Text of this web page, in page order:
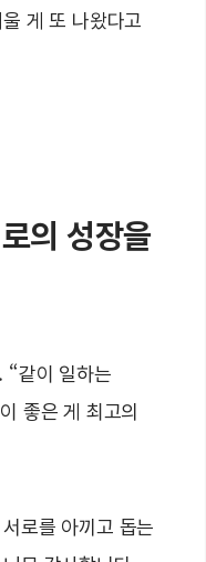
게 또 나왔다고
의 성장을
“같이 일하는
좋은 게 최고의
로를 아끼고 돕는